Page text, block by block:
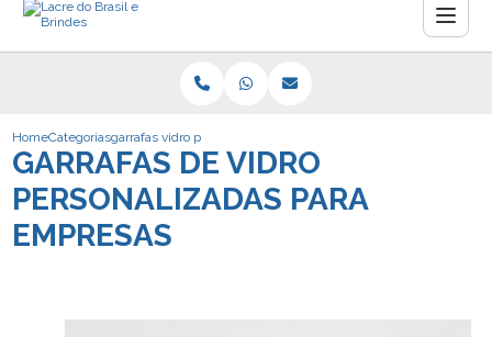
HomeCategoriasgarrafas vidro personalizadas empresas
GARRAFAS DE VIDRO
PERSONALIZADAS PARA
EMPRESAS